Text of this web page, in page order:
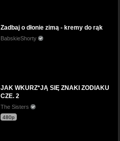
Zadbaj o dłonie zimą - kremy do rąk
BabskieShorty
JAK WKURZ*JĄ SIĘ ZNAKI ZODIAKU
CZE. 2
The Sisters
480p